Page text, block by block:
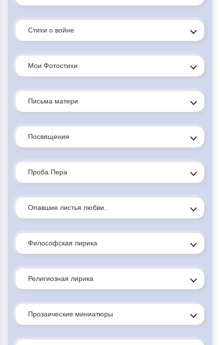
Стихи о войне
Мои Фотостихи
Письма матери
Посвящения
Проба Пера
Опавшие листья любви...
Философская лирика
Религиозная лирика
Прозаические миниатюры